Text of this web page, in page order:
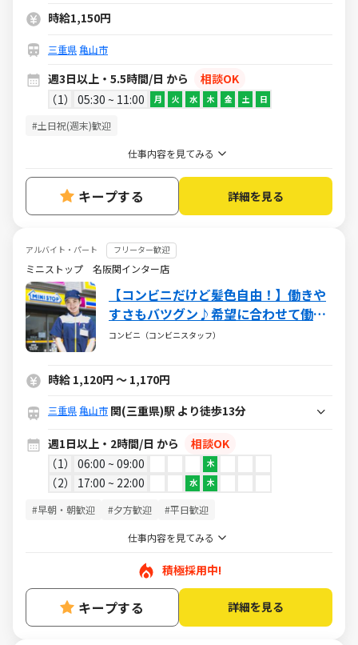
時給1,150円
三重県亀山市
週3日以上・5.5時間/日 から
相談OK
1
05:30 ~ 11:00 月 火 水 木 金 土 日
#土日祝(週末)歓迎
仕事内容を見てみる
キープする 詳細を見る
アルバイト・パート フリーター歓迎
ミニストップ 名阪関インター店
【コンビニだけど髪色自由！】働きや
すさもバツグン♪希望に合わせて働け
るミニストップ☆バイトデビューも大
コンビニ（コンビニスタッフ）
時給 1,120円 ～ 1,170円
三重県亀山市 関(三重県)駅 より徒歩13分
週1日以上・2時間/日 から
相談OK
1
06:00 ~ 09:00 木
2 17:00 ~ 22:00 水 木
#早朝・朝歓迎 #夕方歓迎 #平日歓迎
仕事内容を見てみる
積極採用中!
キープする 詳細を見る